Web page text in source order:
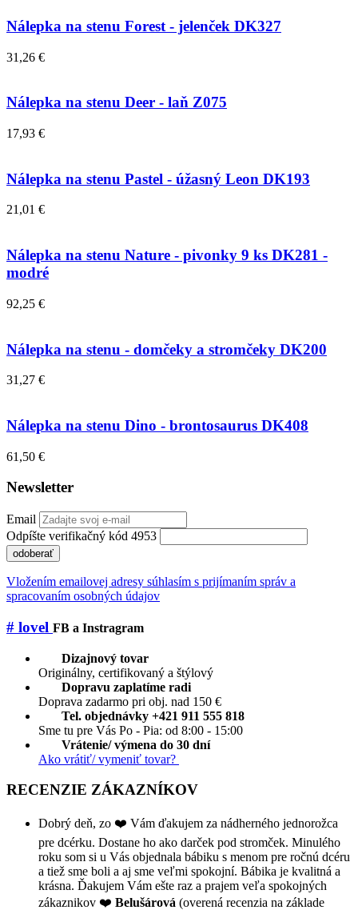
Nálepka na stenu Forest - jelenček DK327
31,26 €
Nálepka na stenu Deer - laň Z075
17,93 €
Nálepka na stenu Pastel - úžasný Leon DK193
21,01 €
Nálepka na stenu Nature - pivonky 9 ks DK281 -
modré
92,25 €
Nálepka na stenu - domčeky a stromčeky DK200
31,27 €
Nálepka na stenu Dino - brontosaurus DK408
61,50 €
Newsletter
Email
Odpíšte verifikačný kód 4953
odoberať
Vložením emailovej adresy súhlasím s prijímaním správ a
spracovaním osobných údajov
# lovel FB a Instragram
Dizajnový tovar
Originálny, certifikovaný a štýlový
Dopravu zaplatíme radi
Doprava zadarmo pri obj. nad 150 €
Tel. objednávky +421 911 555 818
Sme tu pre Vás Po - Pia: od 8:00 - 15:00
Vrátenie/ výmena do 30 dní
Ako vrátiť/ vymeniť tovar?
RECENZIE ZÁKAZNÍKOV
Dobrý deň, zo ❤️ Vám ďakujem za nádherného jednorožca
pre dcérku. Dostane ho ako darček pod stromček. Minulého
roku som si u Vás objednala bábiku s menom pre ročnú dcéru
a tiež sme boli a aj sme veľmi spokojní. Bábika je kvalitná a
krásna. Ďakujem Vám ešte raz a prajem veľa spokojných
zákaznikov ❤️ Belušárová (overená recenzia na základe